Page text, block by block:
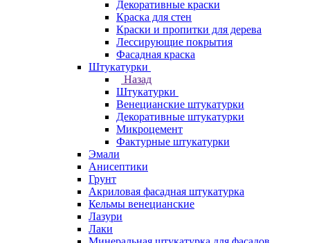
Декоративные краски
Краска для стен
Краски и пропитки для дерева
Лессирующие покрытия
Фасадная краска
Штукатурки
Назад
Штукатурки
Венецианские штукатурки
Декоративные штукатурки
Микроцемент
Фактурные штукатурки
Эмали
Анисептики
Грунт
Акриловая фасадная штукатурка
Кельмы венецианские
Лазури
Лаки